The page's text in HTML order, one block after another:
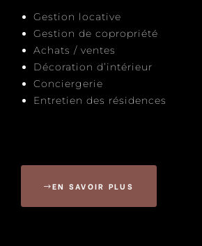
Gestion locative
Gestion de copropriété
Achats / ventes
Décoration d’intérieur
Conciergerie
Entretien des résidences
EN SAVOIR PLUS